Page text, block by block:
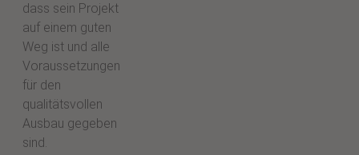
dass sein Projekt
auf einem guten
Weg ist und alle
Voraussetzungen
für den
qualitätsvollen
Ausbau gegeben
sind.